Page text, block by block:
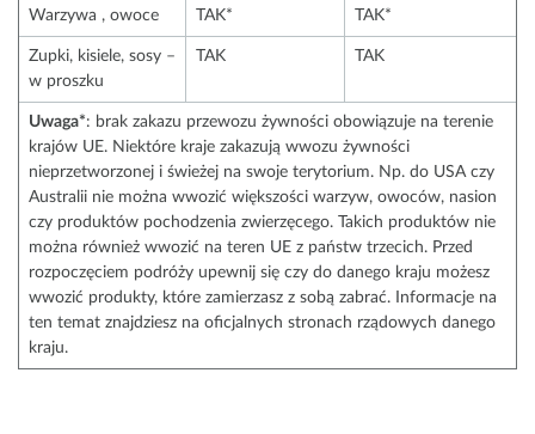
Warzywa , owoce TAK* TAK*
Zupki, kisiele, sosy –
w proszku
TAK TAK
Uwaga*: brak zakazu przewozu żywności obowiązuje na terenie
krajów UE. Niektóre kraje zakazują wwozu żywności
nieprzetworzonej i świeżej na swoje terytorium. Np. do USA czy
Australii nie można wwozić większości warzyw, owoców, nasion
czy produktów pochodzenia zwierzęcego. Takich produktów nie
można również wwozić na teren UE z państw trzecich. Przed
rozpoczęciem podróży upewnij się czy do danego kraju możesz
wwozić produkty, które zamierzasz z sobą zabrać. Informacje na
ten temat znajdziesz na oficjalnych stronach rządowych danego
kraju.